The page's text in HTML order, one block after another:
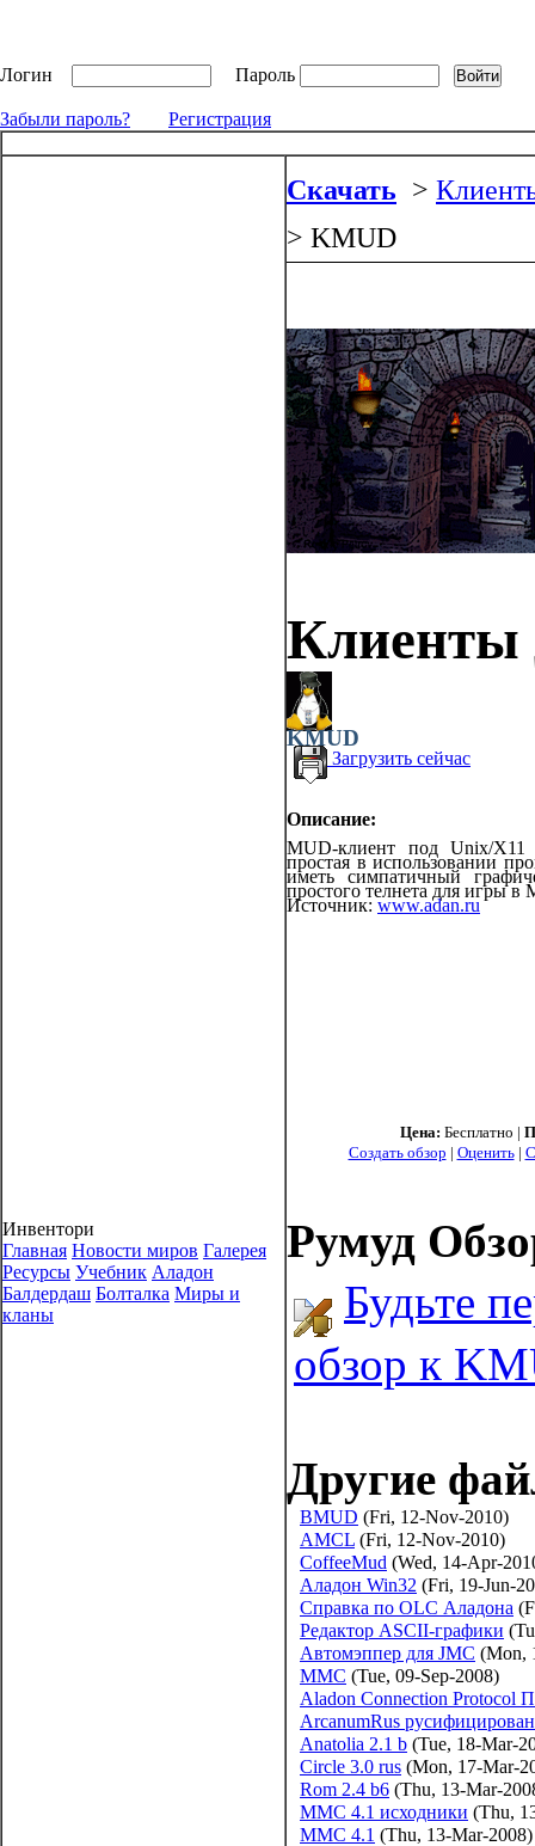
Логин Пароль
Забыли пароль? Регистрация
Инвентори
Главная Новости миров Галерея
Ресурсы Учебник Аладон
Балдердаш Болталка Миры и
кланы
Скачать >
> KMUD
Клиенты
KMUD
Загрузить сейчас
Описание:
MUD-клиент под Unix/
простая в использовании
иметь симпатичный
простого телнета для игры в
Источник: www.adan.ru
Цена: Бесплатно |
Создать обзор | Оценить|
Румуд
Будьте
обзор к
Другие
BMUD (Fri, 12-Nov-2010)
AMCL (Fri, 12-Nov-2010)
CoffeeMud (Wed, 14-Apr-
Аладон Win32 (Fri, 19-Jun-
Справка по OLC Аладона
Редактор ASCII-графики
Автомэппер для JMC (Mon,
MMC (Tue, 09-Sep-2008)
Aladon Connection Protocol
ArcanumRus
Anatolia 2.1 b (Tue, 18-Mar-
Circle 3.0 rus (Mon, 17-Mar-
Rom 2.4 b6 (Thu, 13-Mar-
MMC 4.1 исходники (Thu,
MMC 4.1 (Thu, 13-Mar-2008)